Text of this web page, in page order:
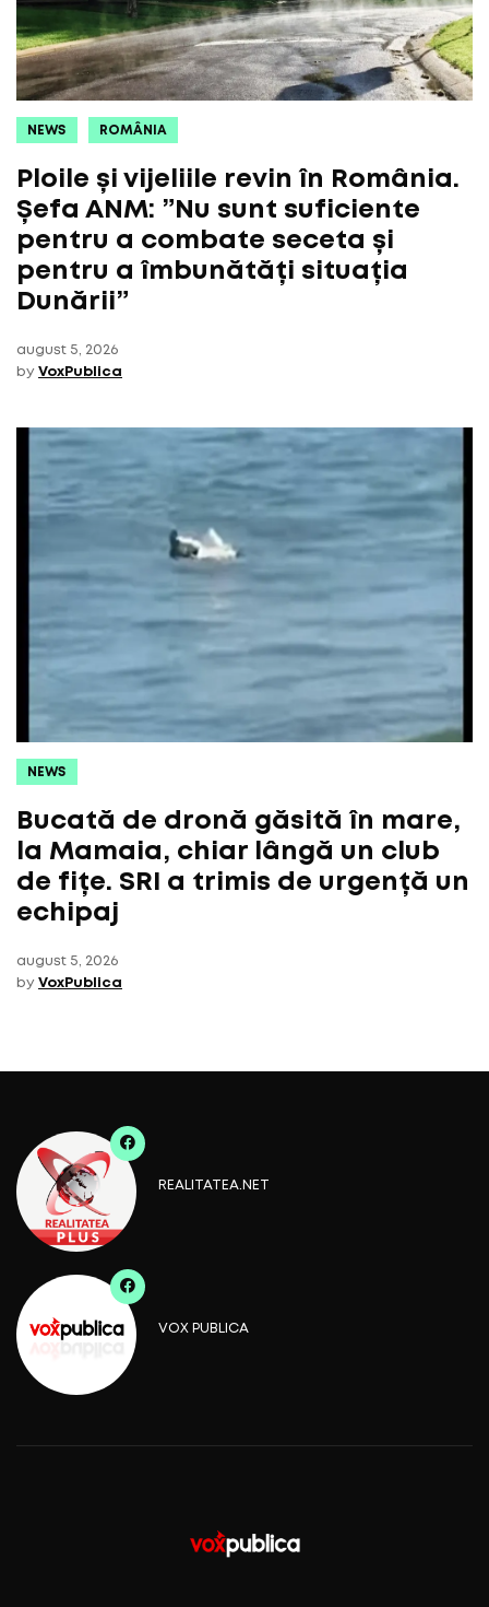
NEWS ROMÂNIA
Ploile și vijeliile revin în România.
Șefa ANM: ”Nu sunt suficiente
pentru a combate seceta și
pentru a îmbunătăți situația
Dunării”
august 5, 2026
by VoxPublica
NEWS
Bucată de dronă găsită în mare,
la Mamaia, chiar lângă un club
de fițe. SRI a trimis de urgență un
echipaj
august 5, 2026
by VoxPublica
REALITATEA.NET
VOX PUBLICA